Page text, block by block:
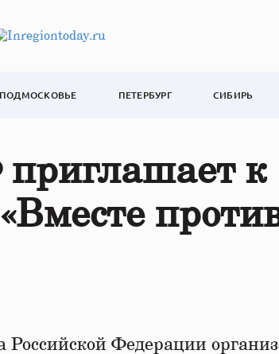
ПОДМОСКОВЬЕ ПЕТЕРБУРГ СИБИРЬ
к
Российской Федерации